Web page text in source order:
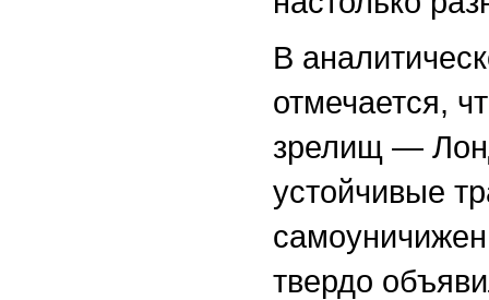
В
отмечается,
зрелищ —
устойчивые
твердо